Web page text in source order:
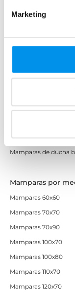
Marketing
Mamparas de
Mamparas de ducha
Mamparas de bañera
Mamparas de
Mamparas de
Mamparas de
Mamparas de colores
Mamparas de ducha
Mamparas por
Mamparas 60x60
Mamparas 70x70
Mamparas 70x90
Mamparas 100x70
Mamparas 100x80
Mamparas 110x70
Mamparas 120x70